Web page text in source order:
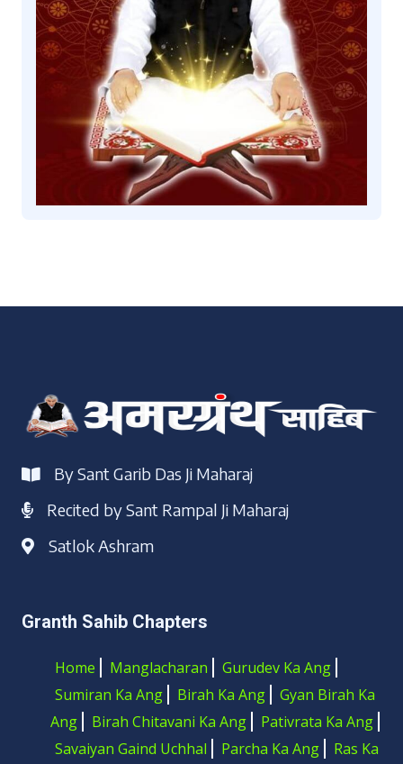
By Sant Garib Das Ji Maharaj
Recited by Sant Rampal Ji Maharaj
Satlok Ashram
Granth Sahib Chapters
Home Manglacharan
Gurudev Ka Ang
Sumiran Ka Ang
Birah Ka Ang
Gyan Birah Ka
Ang
Birah Chitavani Ka Ang
Pativrata Ka Ang
Savaiyan Gaind Uchhal
Parcha Ka Ang
Ras Ka